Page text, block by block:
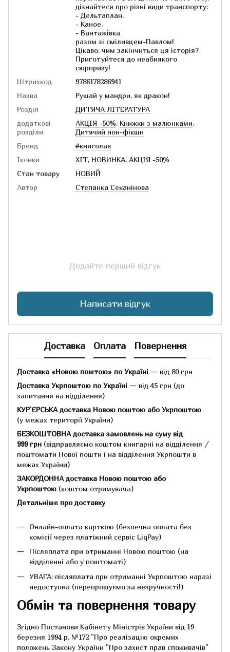
дізнайтеся про різні види транспорту:
- Дельтаплан,
- Каное,
- Вантажівка
разом зі сміливцем-Павлом!
Цікаво, чим закінчиться ця історія?
Приготуйтеся до неабиякого
сюрпризу!
Штрихкод
9786178286941
Назва
Рушай у мандри, як дракон!
Розділ
ДИТЯЧА ЛІТЕРАТУРА
додаткові
розділи
АКЦІЯ -50%, Книжки з малюнками,
Дитячий нон-фікшн
Бренд
#книголав
Іконки
ХІТ, НОВИНКА, АКЦІЯ -50%
Стан товару
НОВИЙ
Автор
Степанка Секанінова
Додайте перший відгук
Написати відгук
Доставка Оплата Повернення
Доставка «Новою поштою» по Україні — від 80 грн
Доставка Укрпоштою по Україні — від 45 грн (до
запитання на відділення)
КУР'ЄРСЬКА доставка Новою поштою або Укрпоштою
(у межах території України)
БЕЗКОШТОВНА доставка замовлень на суму від
999 грн (відправляємо коштом книгарні на відділення /
поштомати Нової пошти і на відділення Укрпошти в
межах України)
ЗАКОРДОННА доставка Новою поштою або
Укрпоштою (коштом отримувача)
Детальніше про доставку
Онлайн-оплата карткою (безпечна оплата без
комісії через платіжний сервіс LiqPay)
Післяплата при отриманні Новою поштою (на
відділенні або у поштоматі)
УВАГА: післяплата при отриманні Укрпоштою наразі
недоступна (перепрошуємо за незручності!)
Обмін та повернення товару
Згідно Постанови Кабінету Міністрів України від 19
березня 1994 р. №172 "Про реалізацію окремих
положень Закону України "Про захист прав споживачів"